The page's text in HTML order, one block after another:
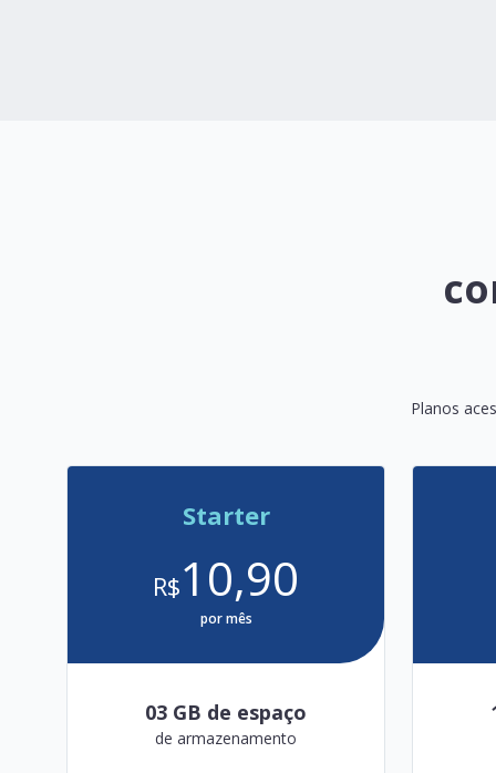
Planos
Starter
R$10,90
por mês
03 GB de espaço
de armazenamento